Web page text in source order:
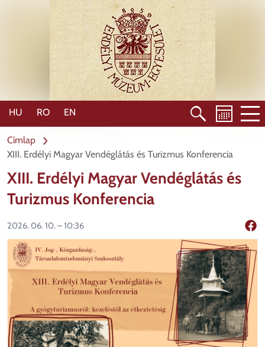
HU RO EN
Címlap
XIII. Erdélyi Magyar Vendéglátás és Turizmus Konferencia
XIII. Erdélyi Magyar Vendéglátás és
Turizmus Konferencia
2026. 06. 10. – 10:36